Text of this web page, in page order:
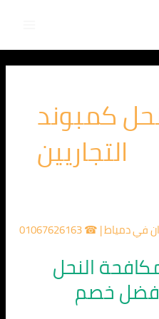
كمبوند
التجاريين
النحل
خصم